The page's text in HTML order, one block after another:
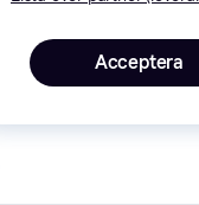
Acceptera